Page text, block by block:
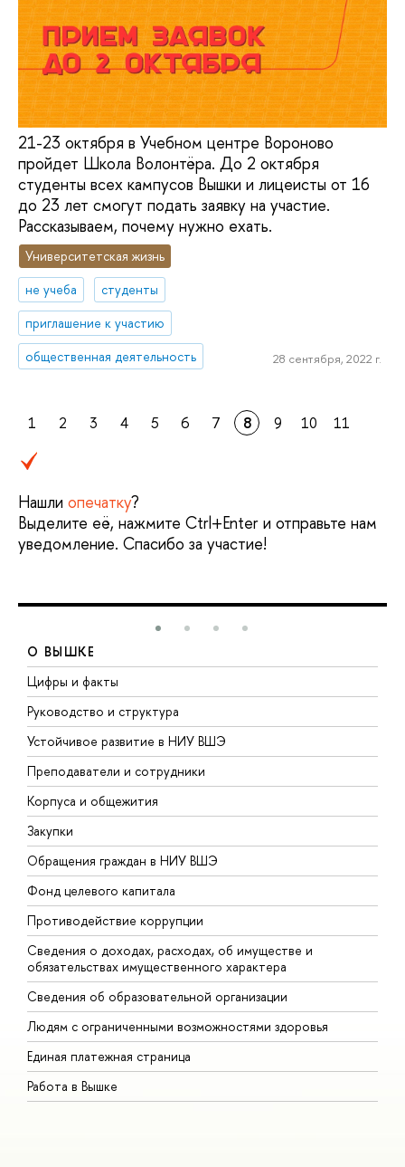
21-23 октября в Учебном центре Вороново
пройдет Школа Волонтёра. До 2 октября
студенты всех кампусов Вышки и лицеисты от 16
до 23 лет смогут подать заявку на участие.
Рассказываем, почему нужно ехать.
Университетская жизнь
не учеба
студенты
приглашение к участию
общественная деятельность
28 сентября, 2022 г.
1 2 3 4 5 6 7 8 9 10 11
Нашли опечатку?
Выделите её, нажмите Ctrl+Enter и отправьте нам
уведомление. Спасибо за участие!
О ВЫШКЕ
Цифры и факты
Руководство и структура
Устойчивое развитие в НИУ ВШЭ
Преподаватели и сотрудники
Корпуса и общежития
Закупки
Обращения граждан в НИУ ВШЭ
Фонд целевого капитала
Противодействие коррупции
Сведения о доходах, расходах, об имуществе и
обязательствах имущественного характера
Сведения об образовательной организации
Людям с ограниченными возможностями здоровья
Единая платежная страница
Работа в Вышке